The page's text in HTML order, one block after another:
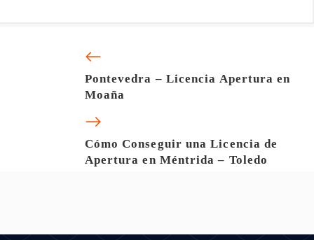
Pontevedra – Licencia Apertura en
Moaña
Cómo Conseguir una Licencia de
Apertura en Méntrida – Toledo